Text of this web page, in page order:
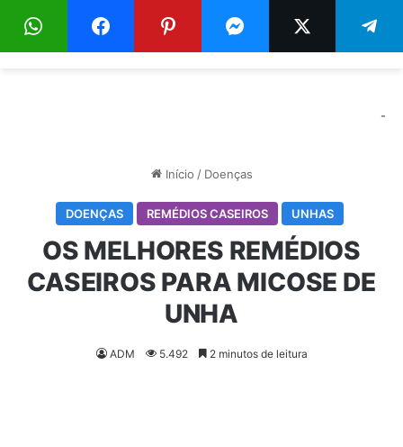
Menu
-
Início / Doenças
DOENÇAS REMÉDIOS CASEIROS UNHAS
OS MELHORES REMÉDIOS
CASEIROS PARA MICOSE DE
UNHA
ADM 5.492 2 minutos de leitura